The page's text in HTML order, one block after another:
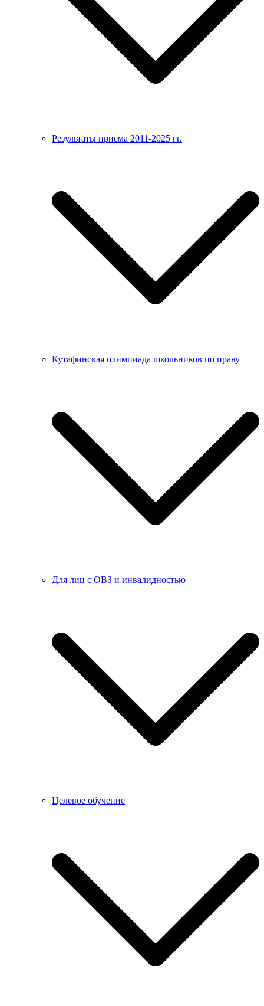
Результаты приёма 2011-2025 гг.
Кутафинская олимпиада школьников по праву
Для лиц с ОВЗ и инвалидностью
Целевое обучение